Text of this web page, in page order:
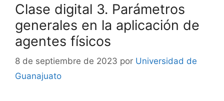
Clase digital 3. Parámetros
generales en la aplicación de
agentes físicos
8 de septiembre de 2023 por Universidad de
Guanajuato